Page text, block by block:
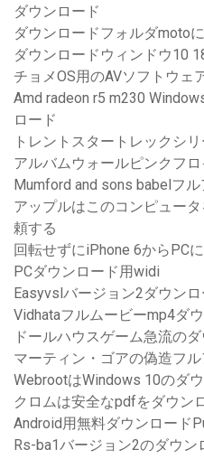
ダウンロード
ダウンロードフォルダmoto
ダウンロードウィンドウ10
チョメOS用のAVソフトウェ
Amd radeon r5 m230
ロード
トレントスタートレックシ
アルバムウォールピンクフ
Mumford and sons babelフ
アップルはこのコンピュー
頼する
回転せずにiPhone 6からPC
PCダウンロード用widi
Easyvslバージョン2ダウンロ
Vidhataフルムービーmp4ダ
ドールハウスゲーム急流の
マーティン・ゴアの偽造フ
WebrootはWindows 10のダ
クロムは安全なpdfをダウン
Android用無料ダウンロード
Rs-ba1バージョン2のダウン